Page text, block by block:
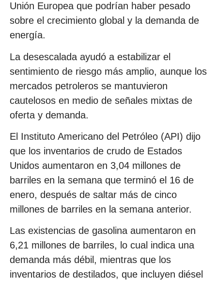
Unión Europea que podrían haber pesado
sobre el crecimiento global y la demanda de
energía.
La desescalada ayudó a estabilizar el
sentimiento de riesgo más amplio, aunque los
mercados petroleros se mantuvieron
cautelosos en medio de señales mixtas de
oferta y demanda.
El Instituto Americano del Petróleo (API) dijo
que los inventarios de crudo de Estados
Unidos aumentaron en 3,04 millones de
barriles en la semana que terminó el 16 de
enero, después de saltar más de cinco
millones de barriles en la semana anterior.
Las existencias de gasolina aumentaron en
6,21 millones de barriles, lo cual indica una
demanda más débil, mientras que los
inventarios de destilados, que incluyen diésel